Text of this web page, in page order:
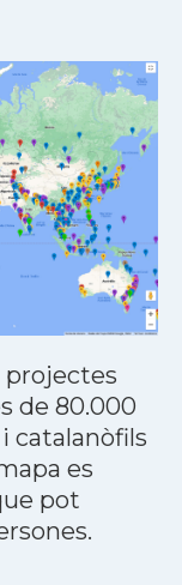
projectes
de 80.000
catalanòfils
es
pot